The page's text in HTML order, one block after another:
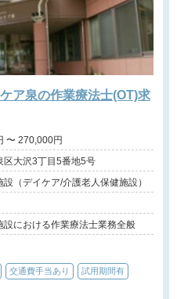
ア泉の作業療法士(OT)求
月給 250,000円 〜 270,000円
区大沢3丁目5番地5号
（デイケア/介護老人保健施設）
設における作業療法士業務全般
交通費手当あり 試用期間有